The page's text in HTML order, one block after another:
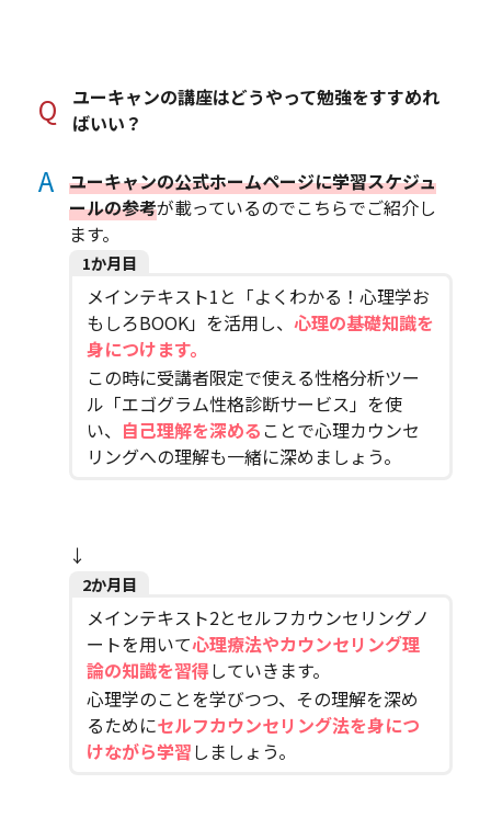
Q
ユーキャンの講座はどうやって勉強をすすめれ
ばいい？
A ユーキャンの公式ホームページに学習スケジュ
ールの参考が載っているのでこちらでご紹介し
ます。
1か月目
メインテキスト1と「よくわかる！心理学お
もしろBOOK」を活用し、心理の基礎知識を
身につけます。
この時に受講者限定で使える性格分析ツー
ル「エゴグラム性格診断サービス」を使
い、 自己理解を深める ことで心理カウンセ
リングへの理解も一緒に深めましょう。
↓
2か月目
メインテキスト2とセルフカウンセリングノ
ートを用いて心理療法やカウンセリング理
論の知識を習得していきます。
心理学のことを学びつつ、その理解を深め
るためにセルフカウンセリング法を身につ
けながら学習しましょう。